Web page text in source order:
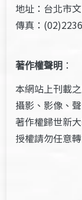
地址：台北市
傳真：
著作權聲明 ：
本網站上刊載
攝影、影像、
著作權歸世新
授權請勿任意